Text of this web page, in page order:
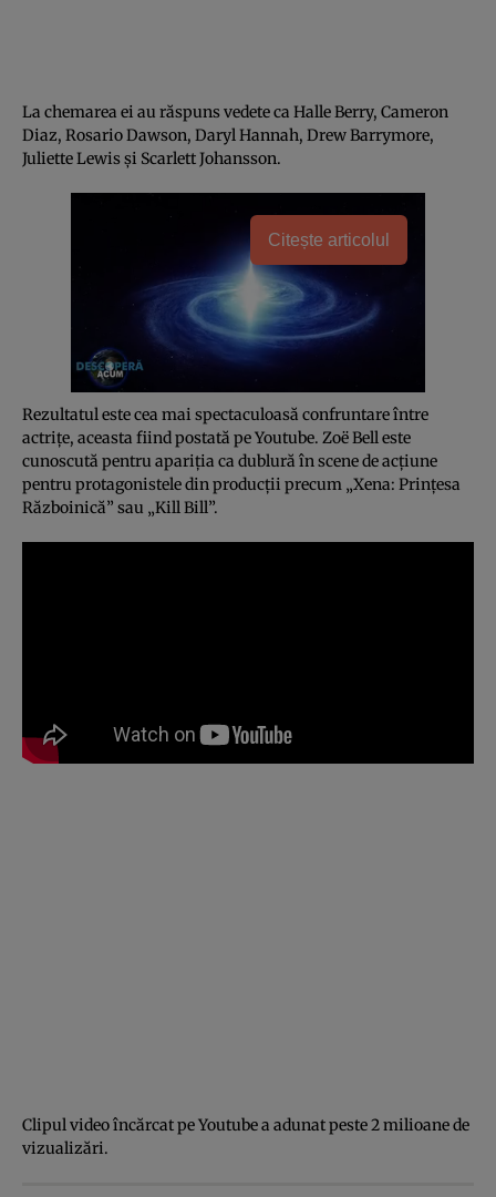
La chemarea ei au răspuns vedete ca Halle Berry, Cameron
Diaz, Rosario Dawson, Daryl Hannah, Drew Barrymore,
Juliette Lewis şi Scarlett Johansson.
Citește articolul
Rezultatul este cea mai spectaculoasă confruntare între
actriţe, aceasta fiind postată pe Youtube. Zoë Bell este
cunoscută pentru apariţia ca dublură în scene de acţiune
pentru protagonistele din producţii precum „Xena: Prinţesa
Războinică” sau „Kill Bill”.
Clipul video încărcat pe Youtube a adunat peste 2 milioane de
vizualizări.